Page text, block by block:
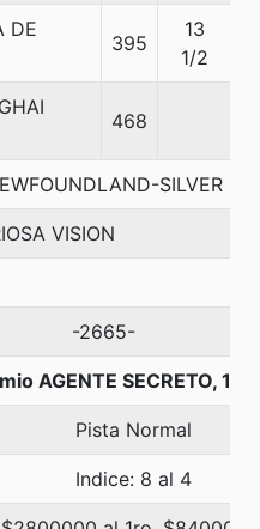
DE
395
13
1/2
468
SILVER
VISION
-2665-
AGENTE SECRETO,
Pista Normal
Indice: 8 al 4